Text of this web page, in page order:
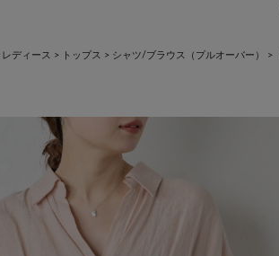
レディース > トップス > シャツ/ブラウス（プルオーバー） >